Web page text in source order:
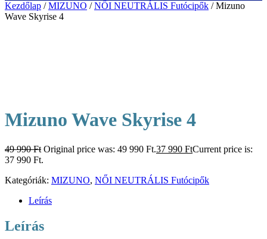
Kezdőlap /MIZUNO /NŐI NEUTRÁLIS Futócipők / Mizuno
Wave Skyrise 4
Mizuno Wave Skyrise 4
49 990Ft Original price was: 49 990 Ft.37 990 FtCurrent price is:
37 990 Ft.
Kategóriák: MIZUNO, NŐI NEUTRÁLIS Futócipők
Leírás
Leírás